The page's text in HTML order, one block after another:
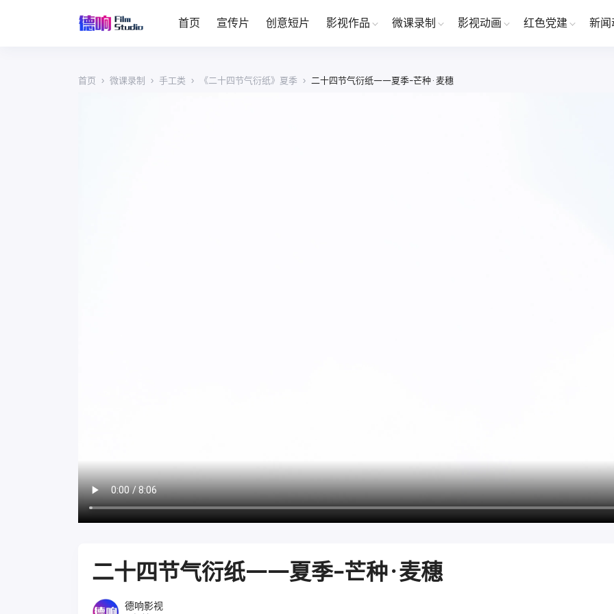
首页 宣传片 创意短片 影视作品 微课录制 影视动画 红色党建 新闻
首页 › 微课录制 › 手工类 › 《二十四节气衍纸》夏季 › 二十四节气衍纸——夏季-芒种·麦穗
二十四节气衍纸——夏季-芒种·麦穗
德响影视